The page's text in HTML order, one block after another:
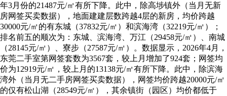
年3月份的21487元/㎡有所下降。此中，除高埗镇外（当月无新
房网签买卖数据），地面建建层数跨越4层的新房，均价跨越
30000元/㎡的有东城（37832元/㎡）和滨海湾（32219元/㎡）；
排名前五的顺次为：东城、滨海湾、万江（29458元/㎡）、南城
（28145元/㎡）、寮步（27587元/㎡）。数据显示，2026年4月，
东莞二手室第网签套数为3567套，较上月增加了924套；网签均
价为12919元/㎡，较上月的13138元/㎡有所下降。此中，除滨海
湾外（当月无二手房网签买卖数据），网签均价跨越20000元/㎡
的仅有松山湖（28549元/㎡），其余镇街（园区）均价都低于